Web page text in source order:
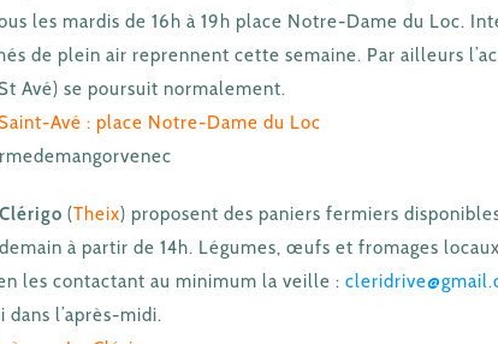
les mardis de 16h à 19h place Notre-Dame du Loc.
de plein air reprennent cette semaine. Par ailleurs
Avé) se poursuit normalement.
Avé : place Notre-Dame du Loc
(Theix) proposent des paniers fermiers
à partir de 14h. Légumes, œufs et fromages
les contactant au minimum la veille :
dans l’après-midi.